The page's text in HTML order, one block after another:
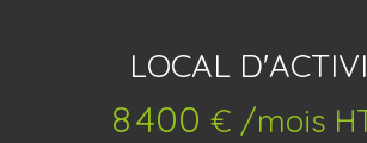
LOCAL
8 400 € /mois